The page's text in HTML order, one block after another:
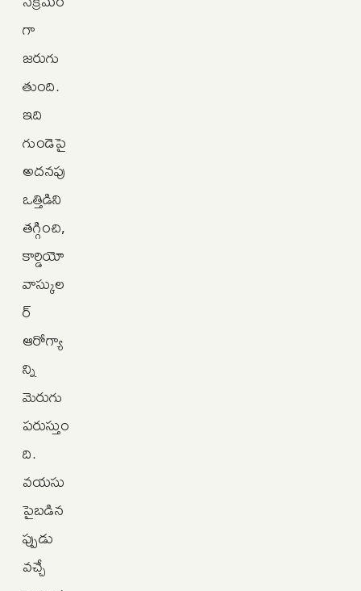
గా
జరుగు
తుంది.
ఇది
గుండెపై
అదనపు
ఒత్తిడిని
తగ్గించి,
కార్డియో
వాస్కుల
ర్
ఆరోగ్యా
న్ని
మెరుగు
పరుస్తుం
ది.
వయసు
పైబడిన
ప్పుడు
వచ్చే